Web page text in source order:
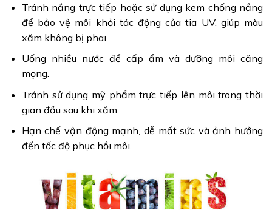
Tránh nắng trực tiếp hoặc sử dụng kem chống nắng
để bảo vệ môi khỏi tác động của tia UV, giúp màu
xăm không bị phai.
Uống nhiều nước để cấp ẩm và dưỡng môi căng
mọng.
Tránh sử dụng mỹ phẩm trực tiếp lên môi trong thời
gian đầu sau khi xăm.
Hạn chế vận động mạnh, dễ mất sức và ảnh hưởng
đến tốc độ phục hồi môi.